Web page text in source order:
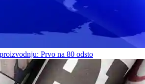
Prvo na 80 odsto